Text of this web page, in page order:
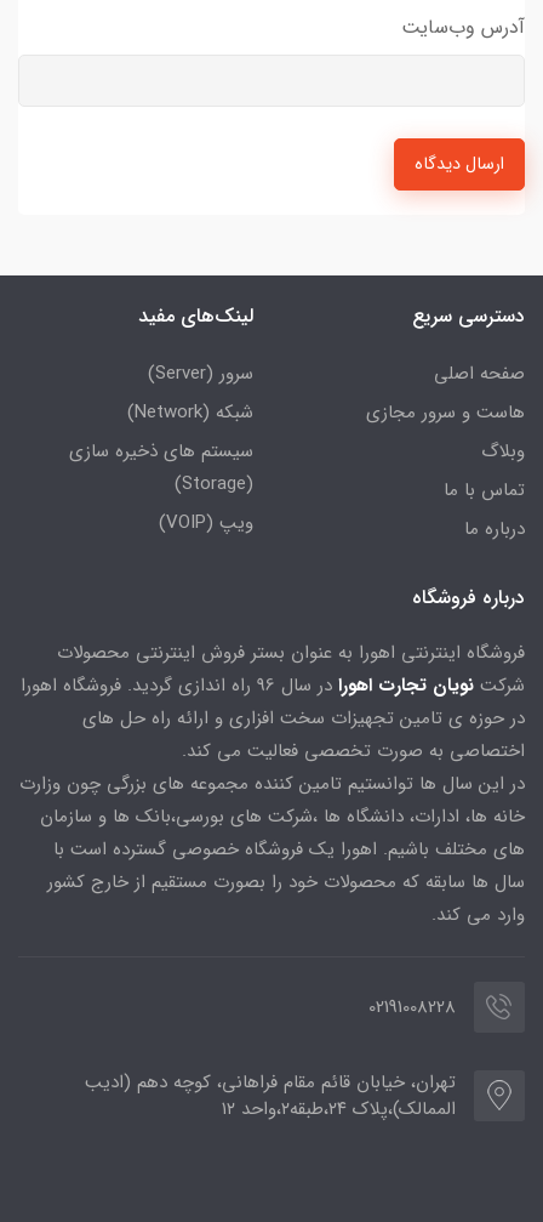
آدرس وب‌سایت
ارسال دیدگاه
دسترسی سریع
صفحه اصلی
هاست و سرور مجازی
وبلاگ
تماس با ما
درباره ما
لینک‌های مفید
سرور (Server)
شبکه (Network)
سیستم های ذخیره سازی
(Storage)
ویپ (VOIP)
درباره فروشگاه
فروشگاه اینترنتی اهورا به عنوان بستر فروش اینترنتی محصولات
شرکت نویان تجارت اهورا
در سال 96 راه اندازی گردید. فروشگاه اهورا
در حوزه ی تامین تجهیزات سخت افزاری و ارائه راه حل های
اختصاصی به صورت تخصصی فعالیت می کند.
در این سال ها توانستیم تامین کننده مجموعه های بزرگی چون وزارت
خانه ها، ادارات، دانشگاه ها ،شرکت های بورسی،بانک ها و سازمان
های مختلف باشیم. اهورا یک فروشگاه خصوصی گسترده است با
سال ها سابقه که محصولات خود را بصورت مستقیم از خارج کشور
وارد می کند.
02191008228
تهران، خیابان قائم مقام فراهانی، کوچه دهم (ادیب
الممالک)،پلاک ۲۴،طبقه۲،واحد ۱۲